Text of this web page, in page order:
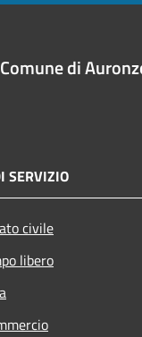
Comune di
SERVIZIO
civile
libero